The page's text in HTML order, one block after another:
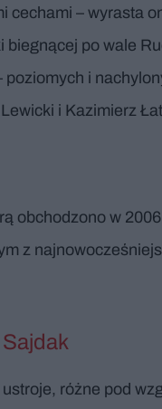
cechami – wyrasta
biegnącej po wale
poziomych i
i Kazimierz
obchodzono w
z
różne pod